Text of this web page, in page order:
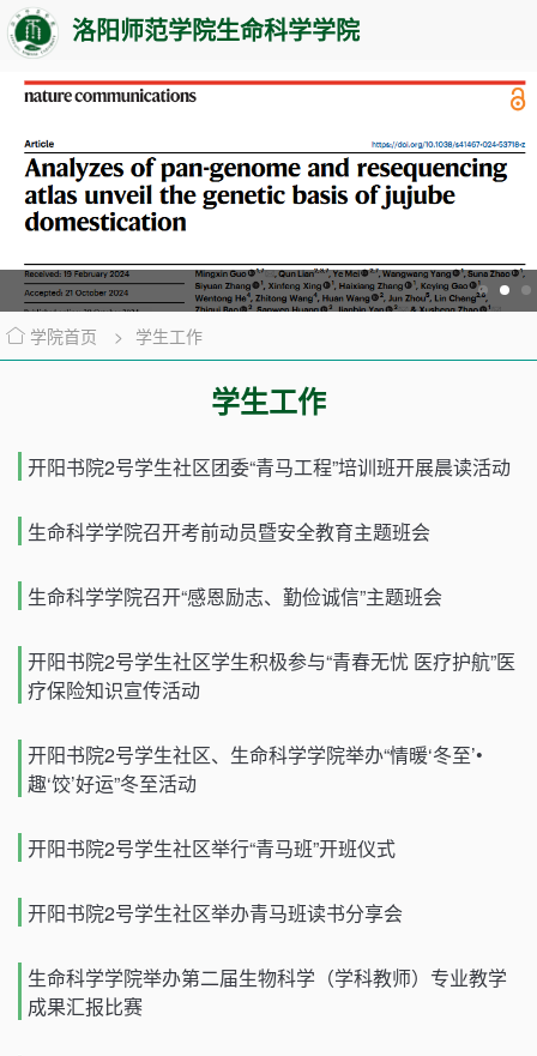
洛阳师范学院生命科学学院
学院首页 > 学生工作
学生工作
开阳书院2号学生社区团委“青马工程”培训班开展晨读活动
生命科学学院召开考前动员暨安全教育主题班会
生命科学学院召开“感恩励志、勤俭诚信”主题班会
开阳书院2号学生社区学生积极参与“青春无忧 医疗护航”医
疗保险知识宣传活动
开阳书院2号学生社区、生命科学学院举办“情暖‘冬至’•
趣‘饺’好运”冬至活动
开阳书院2号学生社区举行“青马班”开班仪式
开阳书院2号学生社区举办青马班读书分享会
生命科学学院举办第二届生物科学（学科教师）专业教学
成果汇报比赛